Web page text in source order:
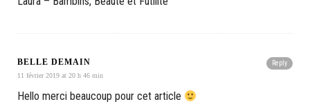
Reply
BELLE DEMAIN
11 février 2019 at 20 h 46 min
Hello merci beaucoup pour cet article